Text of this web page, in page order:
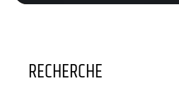
RECHERCHE